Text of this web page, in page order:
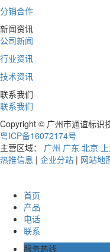
分销合作
新闻资讯
公司新闻
行业资讯
技术资讯
联系我们
联系我们
Copyright © 广州市通谊标识
粤ICP备16072174号
主营区域： 广州 广东 北京
热推信息 | 企业分站 | 网站地
首页
产品
电话
联系
服务热线